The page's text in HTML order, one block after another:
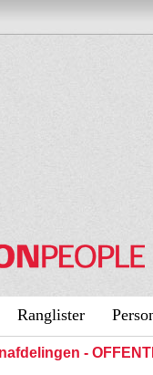
Ranglister
-